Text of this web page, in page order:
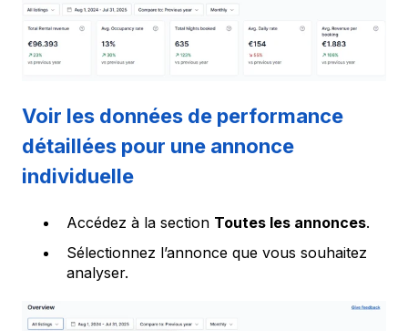
Voir les données de performance
détaillées pour une annonce
individuelle
Accédez à la section Toutes les annonces.
Sélectionnez l’annonce que vous souhaitez
analyser.